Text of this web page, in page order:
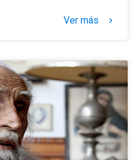
Ver más keyboard_arrow_right